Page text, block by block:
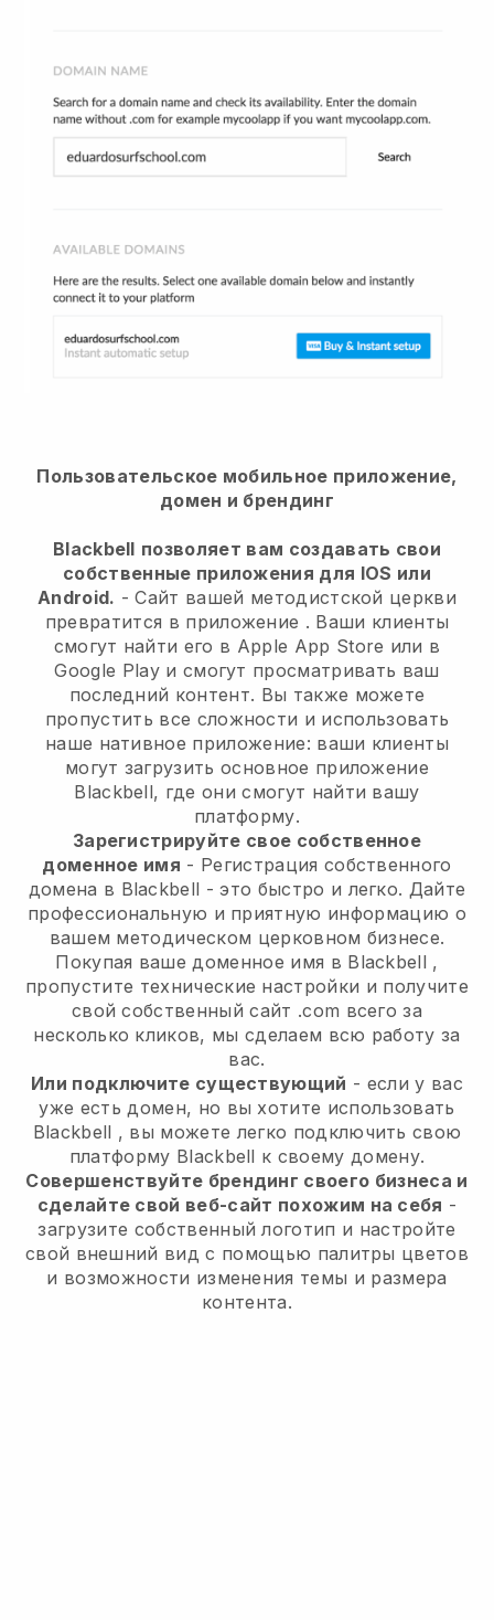
Пользовательское мобильное приложение,
домен и брендинг
Blackbell позволяет вам создавать свои
собственные приложения для IOS или
Android. -Сайт вашей методистской церкви
превратится в приложение . Ваши клиенты
смогут найти его в Apple App Store или в
Google Play и смогут просматривать ваш
последний контент. Вы также можете
пропустить все сложности и использовать
наше нативное приложение: ваши клиенты
могут загрузить основное приложение
Blackbell, где они смогут найти вашу
платформу.
Зарегистрируйте свое собственное
доменное имя - Регистрация собственного
домена в Blackbell - это быстро и легко. Дайте
профессиональную и приятную информацию о
вашем методическом церковном бизнесе.
Покупая ваше доменное имя в Blackbell ,
пропустите технические настройки и получите
свой собственный сайт .com всего за
несколько кликов, мы сделаем всю работу за
вас.
Или подключите существующий - если у вас
уже есть домен, но вы хотите использовать
Blackbell , вы можете легко подключить свою
платформу Blackbell к своему домену.
Совершенствуйте брендинг своего бизнеса и
сделайте свой веб-сайт похожим на себя -
загрузите собственный логотип и настройте
свой внешний вид с помощью палитры цветов
и возможности изменения темы и размера
контента.